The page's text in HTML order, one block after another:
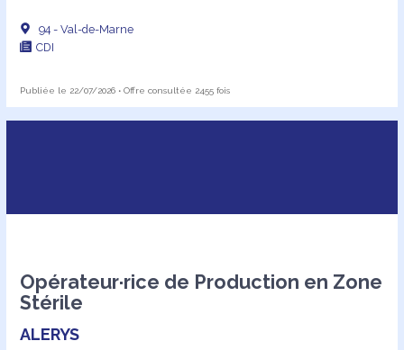
94 - Val-de-Marne
CDI
Publiée le 22/07/2026 • Offre consultée 2455 fois
Opérateur·rice de Production en Zone
Stérile
ALERYS